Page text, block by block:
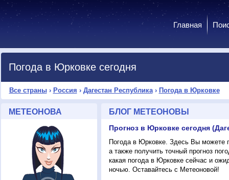
Главная
Погода в Юрковке сегодня
Все страны› Россия › Дагестан Республика› Погода в Юрковке
МЕТЕОНОВА БЛОГ МЕТЕОНОВЫ
Прогноз в Юрковке сегодня
Погода в Юрковке. Здесь Вы можете
а также получить точный прогноз
какая погода в Юрковке сейчас и
ночью. Оставайтесь с Метеоновой!